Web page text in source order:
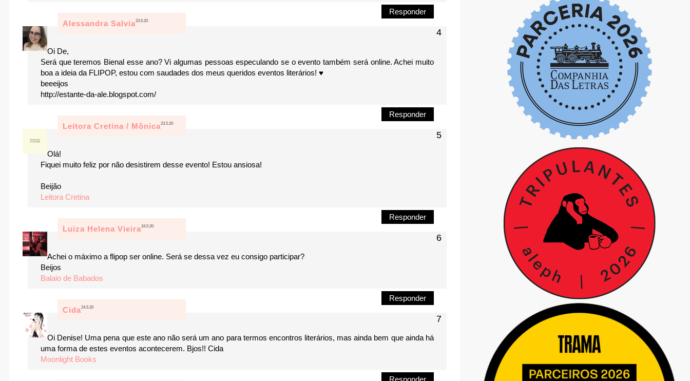
Responder
Alessandra Salvia23.5.20
Oi De,
Será que teremos Bienal esse ano? Vi algumas pessoas especulando se o evento também será online. Achei muito
boa a ideia da FLIPOP, estou com saudades dos meus queridos eventos literários! ♥
beeeijos
http://estante-da-ale.blogspot.com/
Responder
Leitora Cretina / Mônica23.5.20
Olá!
Fiquei muito feliz por não desistirem desse evento! Estou ansiosa!
Beijão
Leitora Cretina
Responder
Luiza Helena Vieira24.5.20
Achei o máximo a flipop ser online. Será se dessa vez eu consigo participar?
Beijos
Balaio de Babados
Responder
Cida24.5.20
Oi Denise! Uma pena que este ano não será um ano para termos encontros literários, mas ainda bem que ainda há
uma forma de estes eventos acontecerem. Bjos!! Cida
Moonlight Books